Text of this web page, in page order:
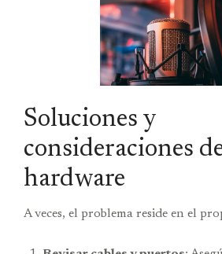
Soluciones y
consideraciones
hardware
A veces, el problema reside en el